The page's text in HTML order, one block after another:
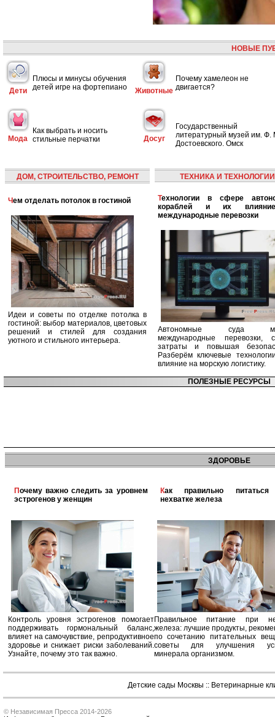
НОВЫЕ
Дети
Плюсы и минусы обучения
детей игре на фортепиано
Животные
Почему хамелеон не
двигается?
Мода
Как выбрать и носить
стильные перчатки
Досуг
Государственный
литературный музей им. Ф.
Достоевского. Омск
ДОМ, СТРОИТЕЛЬСТВО, РЕМОНТ
Чем отделать потолок в гостиной
Идеи и советы по отделке потолка в
гостиной: выбор материалов, цветовых
решений и стилей для создания
уютного и стильного интерьера.
ТЕХНИКА И ТЕХНОЛОГИИ
Технологии в сфере автономных
кораблей и их
международные перевозки
Автономные суда
международные перевозки,
затраты и повышая
Разберём ключевые
влияние на морскую логистику.
ПОЛЕЗНЫЕ РЕСУРСЫ
ЗДОРОВЬЕ
Почему важно следить за уровнем
эстрогенов у женщин
Контроль уровня эстрогенов помогает
поддерживать гормональный баланс,
влияет на самочувствие, репродуктивное
здоровье и снижает риски заболеваний.
Узнайте, почему это так важно.
Как правильно питаться при
нехватке железа
Правильное питание при
железа: лучшие продукты,
по сочетанию питательных
советы для улучшения
минерала организмом.
Детские сады Москвы :: Ветеринарные
© Независимая Пресса 2014-2026